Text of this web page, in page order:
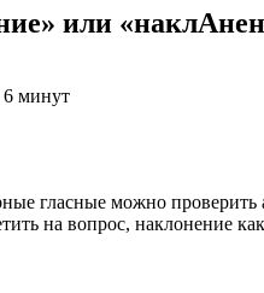
или
6 минут
гласные можно
на вопрос, наклонение